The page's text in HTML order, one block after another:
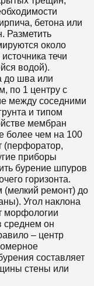
бетона или
Разметить
около
течи
водой).
до шва или
по 1 центру с
между соседними
и типом
мембран
более чем на 100
(перфоратор,
приборы
бурение шпуров
горизонта.
(мелкий ремонт) до
Угол наклона
морфологии
среднем он
– центр
составляет
стены или